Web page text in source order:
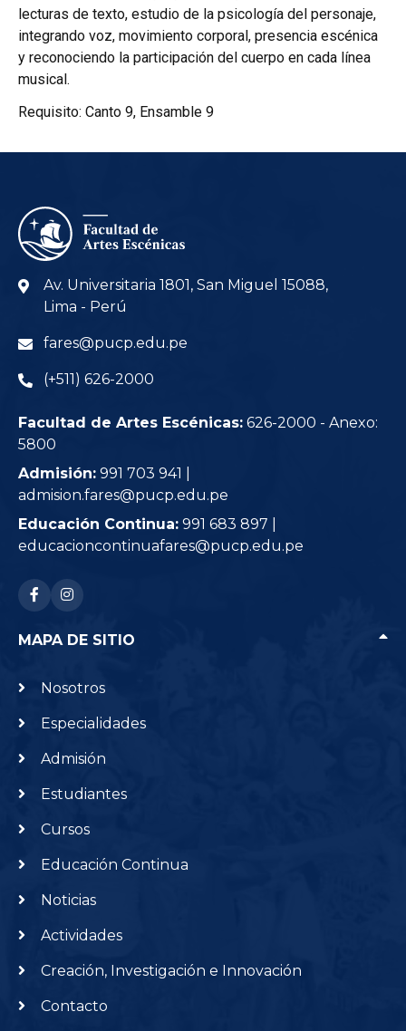
lecturas de texto, estudio de la psicología del personaje,
integrando voz, movimiento corporal, presencia escénica
y reconociendo la participación del cuerpo en cada línea
musical.
Requisito: Canto 9, Ensamble 9
Av. Universitaria 1801, San Miguel 15088,
Lima - Perú
fares@pucp.edu.pe
(+511) 626-2000
Facultad de Artes Escénicas: 626-2000 - Anexo:
5800
Admisión: 991 703 941 |
admision.fares@pucp.edu.pe
Educación Continua: 991 683 897 |
educacioncontinuafares@pucp.edu.pe
RRSS: facebook-f
RRSS: instagram
MAPA DE SITIO
Nosotros
Especialidades
Admisión
Estudiantes
Cursos
Educación Continua
Noticias
Actividades
Creación, Investigación e Innovación
Contacto